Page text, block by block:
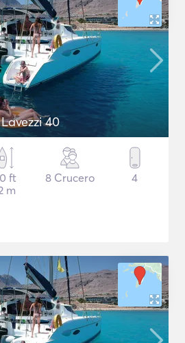
40
ft
m
8 Crucero 4